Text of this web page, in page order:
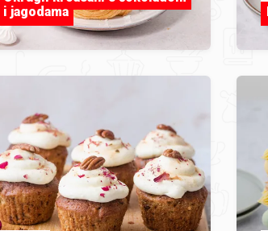
i jagodama